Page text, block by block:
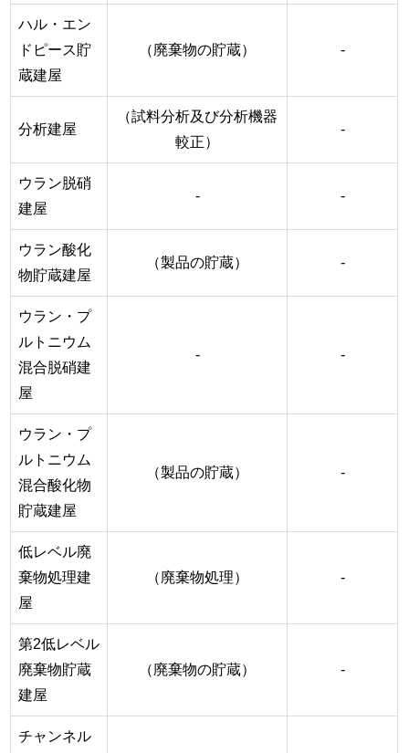
ハル・エン
ドピース貯
蔵建屋
（廃棄物の貯蔵） -
分析建屋
（試料分析及び分析機器
較正）
-
ウラン脱硝
建屋
- -
ウラン酸化
物貯蔵建屋
（製品の貯蔵） -
ウラン・プ
ルトニウム
混合脱硝建
屋
- -
ウラン・プ
ルトニウム
混合酸化物
貯蔵建屋
（製品の貯蔵） -
低レベル廃
棄物処理建
屋
（廃棄物処理） -
第2低レベル
廃棄物貯蔵
建屋
（廃棄物の貯蔵） -
チャンネル